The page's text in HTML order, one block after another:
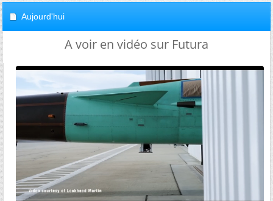
Aujourd'hui
A voir en vidéo sur Futura